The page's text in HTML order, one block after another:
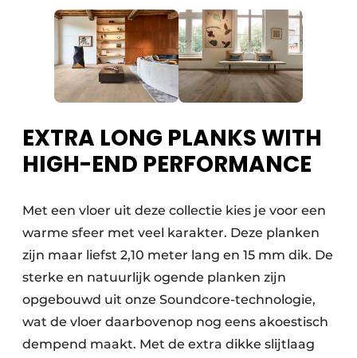
EXTRA LONG PLANKS WITH
HIGH-END PERFORMANCE
Met een vloer uit deze collectie kies je voor een
warme sfeer met veel karakter. Deze planken
zijn maar liefst 2,10 meter lang en 15 mm dik. De
sterke en natuurlijk ogende planken zijn
opgebouwd uit onze Soundcore-technologie,
wat de vloer daarbovenop nog eens akoestisch
dempend maakt. Met de extra dikke slijtlaag